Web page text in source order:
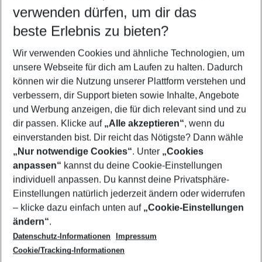
Wähle deinen Reisezeitraum
5-8 Nächte
2 Erwachsene Keine Kinder
Mehr Filter anzeigen
Footer
Footer navigation
Über uns
AGB
Bestpreisgarantie
Cookie-Einstellungen ändern
Cookie-Richtlinie
Agenturbetreuung
Barrierefreies Reisen
Folge uns
verwenden dürfen, um dir das
beste Erlebnis zu bieten?
Wir verwenden Cookies und ähnliche Technologien, um
unsere Webseite für dich am Laufen zu halten. Dadurch
können wir die Nutzung unserer Plattform verstehen und
verbessern, dir Support bieten sowie Inhalte, Angebote
und Werbung anzeigen, die für dich relevant sind und zu
dir passen. Klicke auf „Alle akzeptieren“, wenn du
einverstanden bist. Dir reicht das Nötigste? Dann wähle
„Nur notwendige Cookies“. Unter „Cookies
anpassen“ kannst du deine Cookie-Einstellungen
individuell anpassen. Du kannst deine Privatsphäre-
Einstellungen natürlich jederzeit ändern oder widerrufen
– klicke dazu einfach unten auf „Cookie-Einstellungen
ändern“.
Datenschutz-Informationen
Impressum
Cookie/Tracking-Informationen